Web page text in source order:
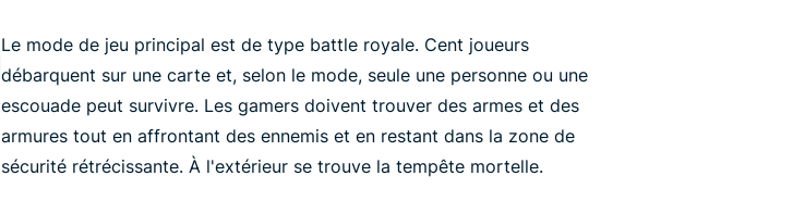
Le mode de jeu principal est de type battle royale. Cent joueurs
débarquent sur une carte et, selon le mode, seule une personne ou une
escouade peut survivre. Les gamers doivent trouver des armes et des
armures tout en affrontant des ennemis et en restant dans la zone de
sécurité rétrécissante. À l'extérieur se trouve la tempête mortelle.